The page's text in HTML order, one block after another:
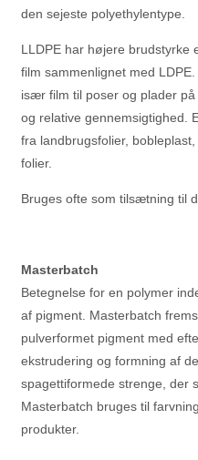
den sejeste polyethylentype.
LLDPE har højere brudstyrke
film sammenlignet med
især film til poser og plader
og relative gennemsigtighed.
fra landbrugsfolier,
folier.
Bruges ofte som tilsætning til
Masterbatch
Betegnelse for en polymer
af pigment. Masterbatch
pulverformet pigment med
ekstrudering og formning af
spagettiformede strenge, der
Masterbatch bruges til
produkter.